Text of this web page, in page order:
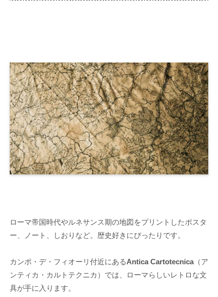
ローマ帝国時代やルネサンス期の地図をプリントしたポスタ
ー、ノート、しおりなど。歴史好きにぴったりです。
カンポ・デ・フィオーリ付近にあるAntica Cartotecnica（ア
ンティカ・カルトテクニカ）では、ローマらしいレトロな文
具が手に入ります。